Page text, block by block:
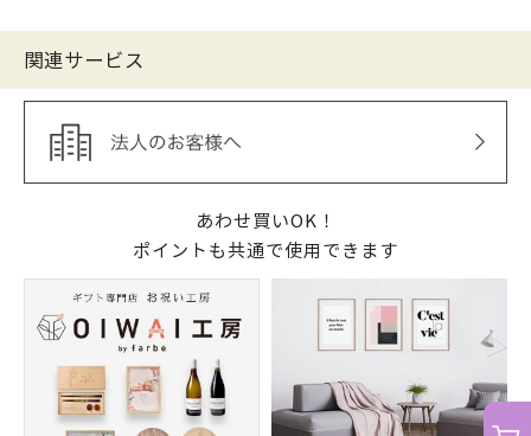
関連サービス
あわせ買いOK！
ポイントも共通で使用できます